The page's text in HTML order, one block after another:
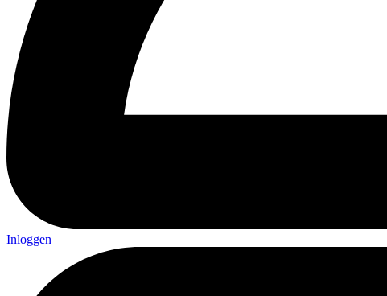
Inloggen